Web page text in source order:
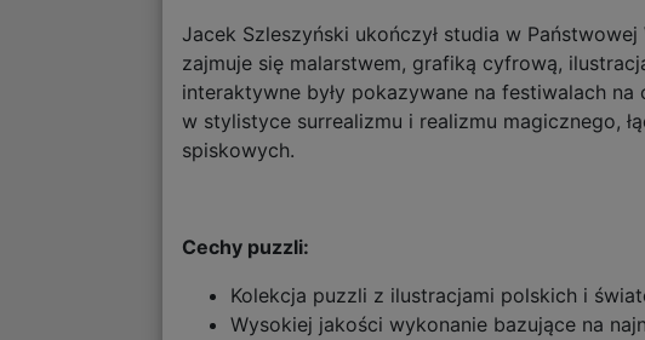
Jacek Szleszyński ukończył studia w
zajmuje się malarstwem, grafiką cyfrową,
interaktywne były pokazywane na festiwalach
w stylistyce surrealizmu i realizmu magicznego,
spiskowych.
Cechy puzzli:
Kolekcja puzzli z ilustracjami polskich i
Wysokiej jakości wykonanie bazujące na